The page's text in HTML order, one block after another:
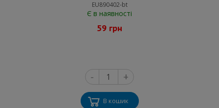
EU890402-bt
Є в наявності
59 грн
- +
В кошик